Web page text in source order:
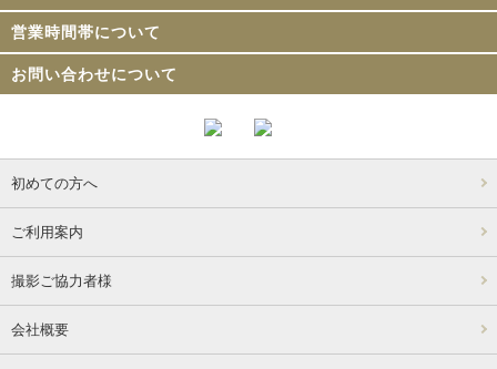
営業時間帯について
お問い合わせについて
初めての方へ
ご利用案内
撮影ご協力者様
会社概要